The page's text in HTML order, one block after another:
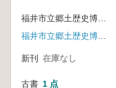
年記念春季
特別展
井駅開業記念・結城
秀康生誕四五〇周年
新刊 在庫なし
古書 1 点